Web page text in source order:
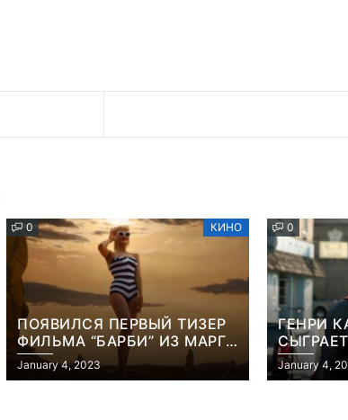
0 КИНО
ПОЯВИЛСЯ ПЕРВЫЙ ТИЗЕР
ФИЛЬМА “БАРБИ” ИЗ МАРГО
РОББИ
January 4, 2023
0
ГЕНРИ
January 4,